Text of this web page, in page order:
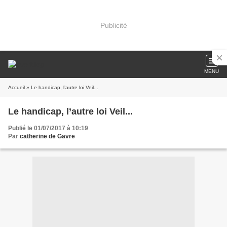
Publicité
MENU
Accueil » Le handicap, l’autre loi Veil...
Le handicap, l’autre loi Veil...
Publié le 01/07/2017 à 10:19
Par catherine de Gavre